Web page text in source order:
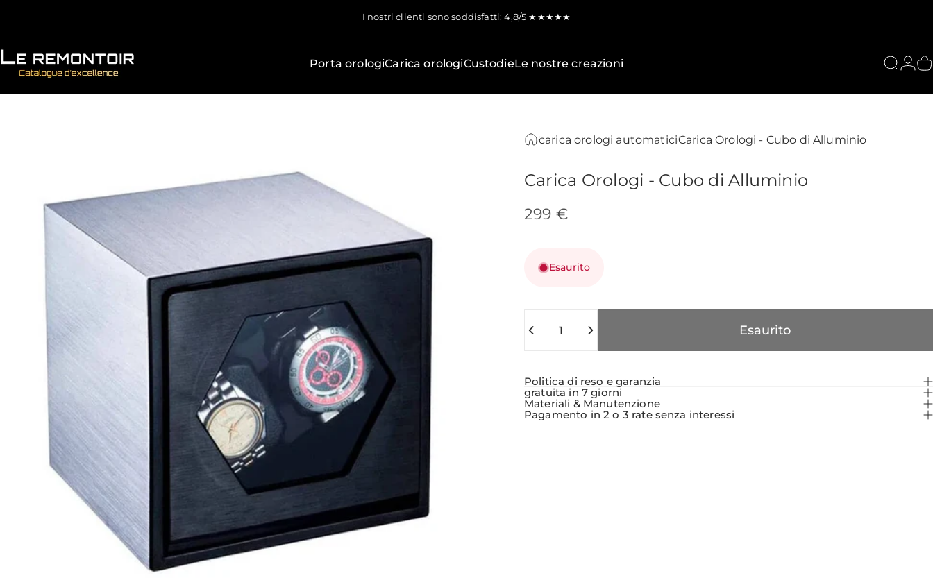
I nostri clienti sono soddisfatti: 4,8/5 ★★★★★
Le Remontoir : Porta Orologi Porta orologiCarica orologiCustodieLe nostre creazioni Cerca
carica orologi automaticiCarica Orologi - Cubo di Alluminio
Carica Orologi - Cubo di Alluminio
299 €
Esaurito
Esaurito
Politica di reso e garanzia
gratuita in 7 giorni
Materiali & Manutenzione
Pagamento in 2 o 3 rate senza interessi